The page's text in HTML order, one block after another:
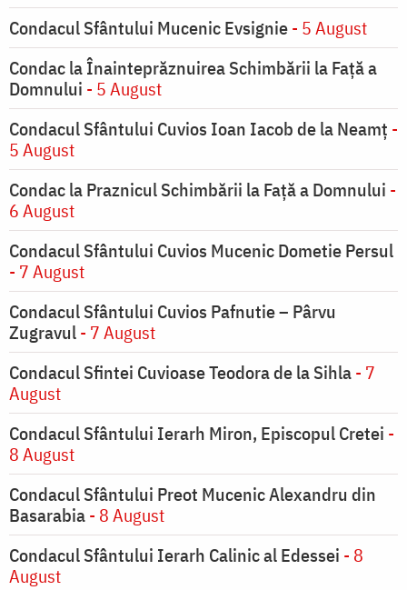
Condacul Sfântului Mucenic Evsignie- 5 August
Condac la Înainteprăznuirea Schimbării la Faţă a
Domnului - 5 August
Condacul Sfântului Cuvios Ioan Iacob de la Neamț -
5 August
Condac la Praznicul Schimbării la Faţă a Domnului -
6 August
Condacul Sfântului Cuvios Mucenic Dometie Persul
- 7 August
Condacul Sfântului Cuvios Pafnutie – Pârvu
Zugravul- 7 August
Condacul Sfintei Cuvioase Teodora de la Sihla- 7
August
Condacul Sfântului Ierarh Miron, Episcopul Cretei -
8 August
Condacul Sfântului Preot Mucenic Alexandru din
Basarabia- 8 August
Condacul Sfântului Ierarh Calinic al Edessei - 8
August